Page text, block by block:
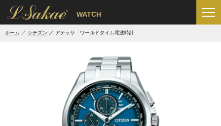
' WATCH
ホーム シチズン アテッサ ワールドタイム電波時計